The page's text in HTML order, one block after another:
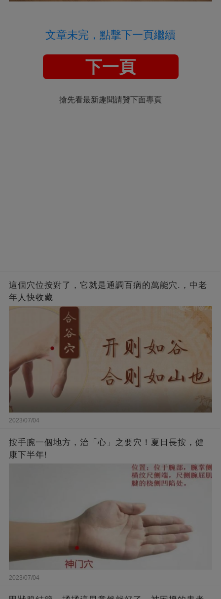
文章未完，點擊下一頁繼續
下一頁
搶先看最新趣聞請贊下面專頁
這個穴位按對了，它就是通調百病的萬能穴.，中老
年人快收藏
2023/07/04
按手腕一個地方，治「心」之要穴！夏日長按，健
康下半年!
2023/07/04